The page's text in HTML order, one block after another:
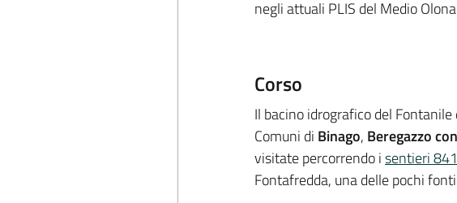
negli attuali PLIS del Medio
Corso
Il bacino idrografico del
Comuni di Binago, Beregazzo
visitate percorrendo isentieri 841
Fontafredda, una delle pochi